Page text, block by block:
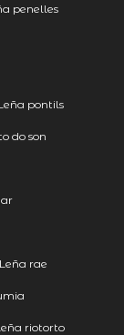
penelles
pontils
do son
Leña rae
riotorto